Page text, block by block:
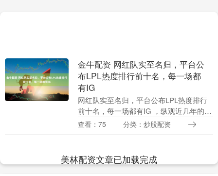
金牛配资 网红队实至名归，平台公
布LPL热度排行前十名，每一场都
有IG
网红队实至名归，平台公布LPL热度排行
前十名，每一场都有IG ，纵观近几年的
LPL赛事，若论话题性与热度，IG战队几
查看：75 分类：炒股配资
美林配资文章已加载完成